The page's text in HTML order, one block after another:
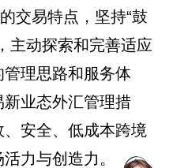
交易特点，坚持“鼓
主动探索和完善适应
理思路和服务体
业态外汇管理措
安全、低成本跨境
力与创造力。